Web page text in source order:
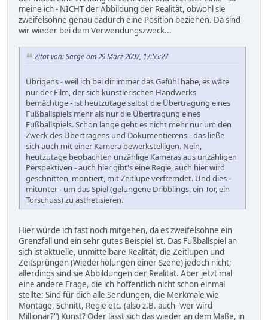
meine ich - NICHT der Abbildung der Realität, obwohl sie
zweifelsohne genau dadurch eine Position beziehen. Da sind
wir wieder bei dem Verwendungszweck...
Zitat von: Sarge am 29 März 2007, 17:55:27
Übrigens - weil ich bei dir immer das Gefühl habe, es wäre
nur der Film, der sich künstlerischen Handwerks
bemächtige - ist heutzutage selbst die Übertragung eines
Fußballspiels mehr als nur die Übertragung eines
Fußballspiels. Schon lange geht es nicht mehr nur um den
Zweck des Übertragens und Dokumentierens - das ließe
sich auch mit einer Kamera bewerkstelligen. Nein,
heutzutage beobachten unzählige Kameras aus unzähligen
Perspektiven - auch hier gibt's eine Regie, auch hier wird
geschnitten, montiert, mit Zeitlupe verfremdet. Und dies -
mitunter - um das Spiel (gelungene Dribblings, ein Tor, ein
Torschuss) zu ästhetisieren.
Hier würde ich fast noch mitgehen, da es zweifelsohne ein
Grenzfall und ein sehr gutes Beispiel ist. Das Fußballspiel an
sich ist aktuelle, unmittelbare Realität, die Zeitlupen und
Zeitsprüngen (Wiederholungen einer Szene) jedoch nicht;
allerdings sind sie Abbildungen der Realität. Aber jetzt mal
eine andere Frage, die ich hoffentlich nicht schon einmal
stellte: Sind für dich alle Sendungen, die Merkmale wie
Montage, Schnitt, Regie etc. (also z.B. auch "wer wird
Millionär?") Kunst? Oder lässt sich das wieder an dem Maße, in